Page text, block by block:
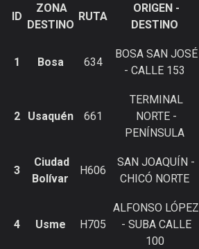
ID
ZONA
DESTINO
RUTA
ORIGEN -
DESTINO
1 Bosa 634
BOSA SAN JOSÉ
- CALLE 153
2 Usaquén 661
TERMINAL
NORTE -
PENÍNSULA
3
Ciudad
Bolívar
H606
SAN JOAQUÍN -
CHICÓ NORTE
4 Usme H705
ALFONSO LÓPEZ
- SUBA CALLE
100